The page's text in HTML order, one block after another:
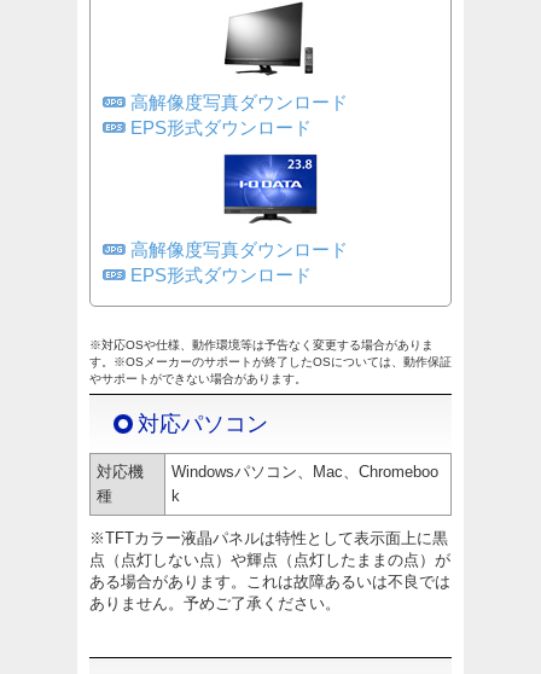
高解像度写真ダウンロード
EPS形式ダウンロード
高解像度写真ダウンロード
EPS形式ダウンロード
※対応OSや仕様、動作環境等は予告なく変更する場合がありま
す。※OSメーカーのサポートが終了したOSについては、動作保証
やサポートができない場合があります。
対応パソコン
対応機
種
Windowsパソコン、Mac、Chromeboo
k
※TFTカラー液晶パネルは特性として表示面上に黒
点（点灯しない点）や輝点（点灯したままの点）が
ある場合があります。これは故障あるいは不良では
ありません。予めご了承ください。